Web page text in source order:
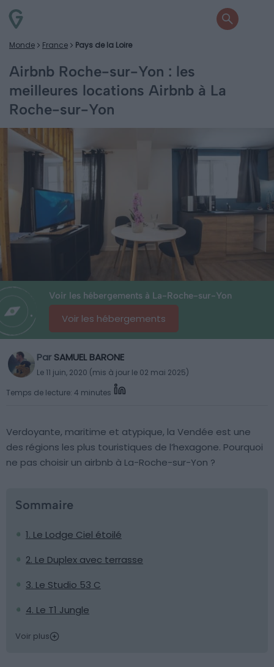
Monde France Pays de la Loire
Airbnb Roche-sur-Yon : les
meilleures locations Airbnb à La
Roche-sur-Yon
Voir les hébergements à La-Roche-sur-Yon
Voir les hébergements
Par SAMUEL BARONE
Le 11 juin, 2020 (mis à jour le 02 mai 2025)
Temps de lecture: 4 minutes
Verdoyante, maritime et atypique, la Vendée est une
des régions les plus touristiques de l’hexagone. Pourquoi
ne pas choisir un airbnb à La-Roche-sur-Yon ?
Sommaire
1. Le Lodge Ciel étoilé
2. Le Duplex avec terrasse
3. Le Studio 53 C
4. Le T1 Jungle
Voir plus